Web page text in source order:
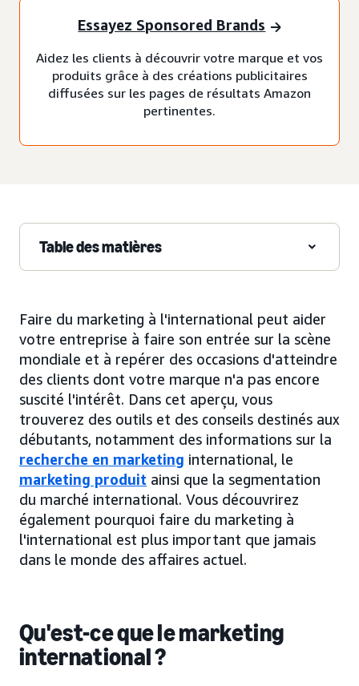
Essayez Sponsored Brands
Aidez les clients à découvrir votre marque et vos
produits grâce à des créations publicitaires
diffusées sur les pages de résultats Amazon
pertinentes.
Table des matières
Faire du marketing à l'international peut aider
votre entreprise à faire son entrée sur la scène
mondiale et à repérer des occasions d'atteindre
des clients dont votre marque n'a pas encore
suscité l'intérêt. Dans cet aperçu, vous
trouverez des outils et des conseils destinés aux
débutants, notamment des informations sur la
recherche en marketing international, le
marketing produit ainsi que la segmentation
du marché international. Vous découvrirez
également pourquoi faire du marketing à
l'international est plus important que jamais
dans le monde des affaires actuel.
Qu'est-ce que le marketing
international ?